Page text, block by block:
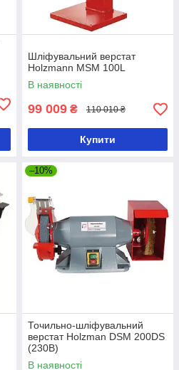
Шліфувальний верстат
Holzmann MSM 100L
В наявності
99 009 ₴ 110 010 ₴
Купити
–10%
Точильно-шліфувальний
верстат Holzman DSM 200DS
(230В)
В наявності